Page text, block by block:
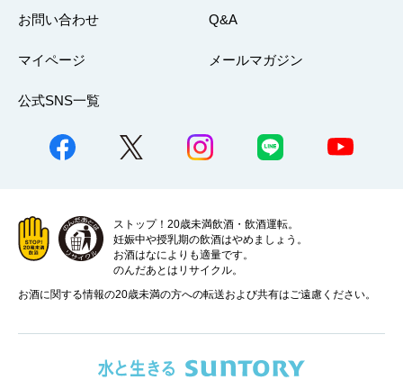
お問い合わせ Q&A
マイページ メールマガジン
公式SNS一覧
ストップ！20歳未満飲酒・飲酒運転。
妊娠中や授乳期の飲酒はやめましょう。
お酒はなによりも適量です。
のんだあとはリサイクル。
お酒に関する情報の20歳未満の方への転送および共有はご遠慮ください。